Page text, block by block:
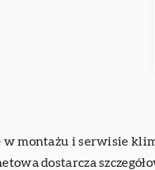
montażu i serwisie
dostarcza